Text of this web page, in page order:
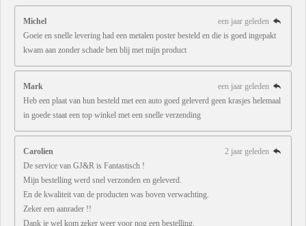
Michel
een jaar geleden
Goeie en snelle levering had een metalen poster besteld en die is goed ingepakt
kwam aan zonder schade ben blij met mijn product
Mark
een jaar geleden
Heb een plaat van hun besteld met een auto goed geleverd geen krasjes helemaal
in goede staat een top winkel met een snelle verzending
Carolien
2 jaar geleden
De service van GJ&R is Fantastisch !
Mijn bestelling werd snel verzonden en geleverd.
En de kwaliteit van de producten was boven verwachting.
Zeker een aanrader !!
Dank je wel kom zeker weer voor nog een bestelling.